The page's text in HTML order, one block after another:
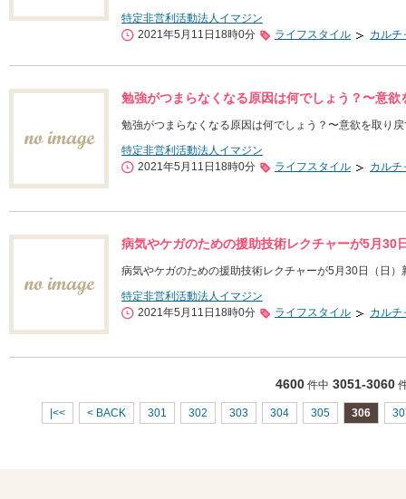
特定非営利活動法人イマジン
2021年5月11日18時0分
ライフスタイル カルチ
勉強がつまらなくなる原因は何でしょう？〜意
勉強がつまらなくなる原因は何でしょう？〜意欲を取り
特定非営利活動法人イマジン
2021年5月11日18時0分
ライフスタイル カルチ
病気やケガのための援助技術レクチャーが5月30
病気やケガのための援助技術レクチャーが5月30日（日）
特定非営利活動法人イマジン
2021年5月11日18時0分
ライフスタイル カルチ
4600件中 3051-3060
|<< < BACK 301 302 303 304 305 306